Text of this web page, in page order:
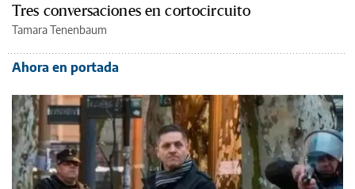
Tres conversaciones en cortocircuito
Tamara Tenenbaum
Ahora en portada